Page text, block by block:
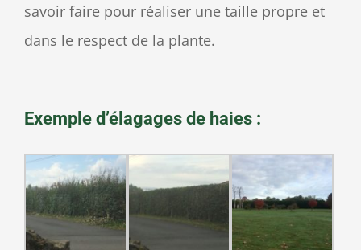
savoir faire pour réaliser une taille propre et
dans le respect de la plante.
Exemple d’élagages de haies :